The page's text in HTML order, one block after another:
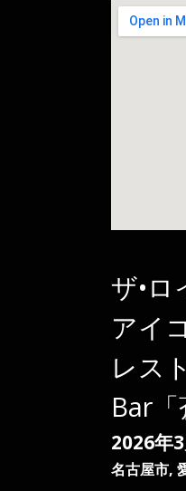
ザ•
アイ
レス
Bar「
2026年
名古屋市,